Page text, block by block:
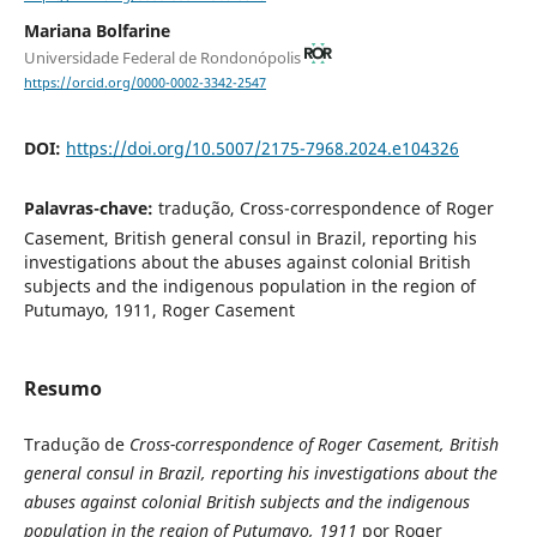
Mariana Bolfarine
Universidade Federal de Rondonópolis
https://orcid.org/0000-0002-3342-2547
DOI: https://doi.org/10.5007/2175-7968.2024.e104326
Palavras-chave: tradução, Cross-correspondence of Roger
Casement, British general consul in Brazil, reporting his
investigations about the abuses against colonial British
subjects and the indigenous population in the region of
Putumayo, 1911, Roger Casement
Resumo
Tradução de Cross-correspondence of Roger Casement, British
general consul in Brazil, reporting his investigations about the
abuses against colonial British subjects and the indigenous
population in the region of Putumayo, 1911 por Roger